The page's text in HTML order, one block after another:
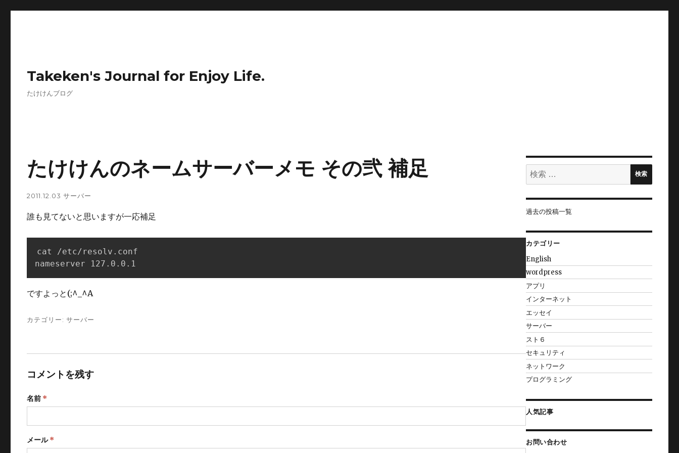
Takeken's Journal for Enjoy Life.
たけけんブログ
たけけんのネームサーバーメモ その弐 補足
2011.12.03 サーバー
誰も見てないと思いますが一応補足
cat /etc/resolv.conf
nameserver 127.0.0.1
ですよっと(;^_^A
カテゴリー:サーバー
コメントを残す
名前 *
メール*
検
索:
検索
過去の投稿一覧
カテゴリー
English
wordpress
アプリ
インターネット
エッセイ
サーバー
スト６
セキュリティ
ネットワーク
プログラミング
人気記事
お問い合わせ